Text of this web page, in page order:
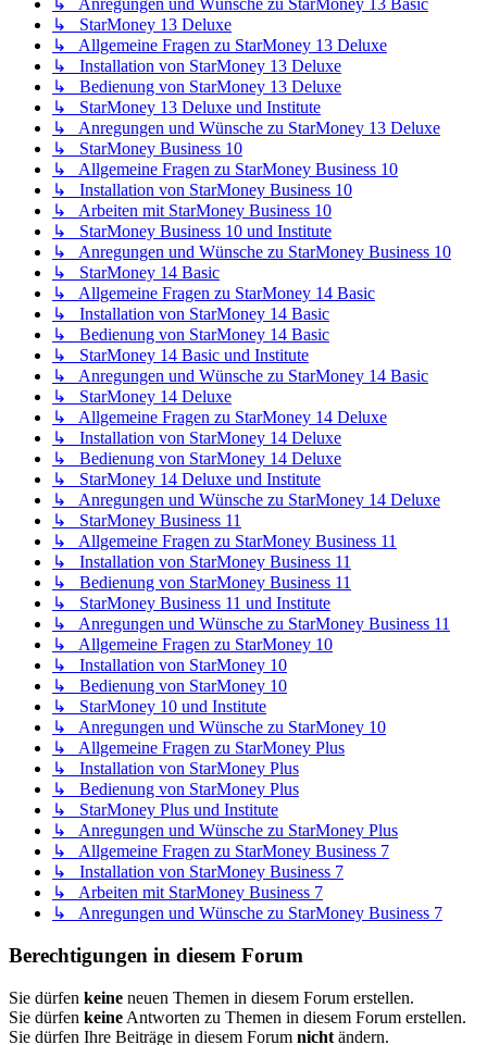
↳ Anregungen und Wünsche zu StarMoney 13 Basic
↳ StarMoney 13 Deluxe
↳ Allgemeine Fragen zu StarMoney 13 Deluxe
↳ Installation von StarMoney 13 Deluxe
↳ Bedienung von StarMoney 13 Deluxe
↳ StarMoney 13 Deluxe und Institute
↳ Anregungen und Wünsche zu StarMoney 13 Deluxe
↳ StarMoney Business 10
↳ Allgemeine Fragen zu StarMoney Business 10
↳ Installation von StarMoney Business 10
↳ Arbeiten mit StarMoney Business 10
↳ StarMoney Business 10 und Institute
↳ Anregungen und Wünsche zu StarMoney Business 10
↳ StarMoney 14 Basic
↳ Allgemeine Fragen zu StarMoney 14 Basic
↳ Installation von StarMoney 14 Basic
↳ Bedienung von StarMoney 14 Basic
↳ StarMoney 14 Basic und Institute
↳ Anregungen und Wünsche zu StarMoney 14 Basic
↳ StarMoney 14 Deluxe
↳ Allgemeine Fragen zu StarMoney 14 Deluxe
↳ Installation von StarMoney 14 Deluxe
↳ Bedienung von StarMoney 14 Deluxe
↳ StarMoney 14 Deluxe und Institute
↳ Anregungen und Wünsche zu StarMoney 14 Deluxe
↳ StarMoney Business 11
↳ Allgemeine Fragen zu StarMoney Business 11
↳ Installation von StarMoney Business 11
↳ Bedienung von StarMoney Business 11
↳ StarMoney Business 11 und Institute
↳ Anregungen und Wünsche zu StarMoney Business 11
↳ Allgemeine Fragen zu StarMoney 10
↳ Installation von StarMoney 10
↳ Bedienung von StarMoney 10
↳ StarMoney 10 und Institute
↳ Anregungen und Wünsche zu StarMoney 10
↳ Allgemeine Fragen zu StarMoney Plus
↳ Installation von StarMoney Plus
↳ Bedienung von StarMoney Plus
↳ StarMoney Plus und Institute
↳ Anregungen und Wünsche zu StarMoney Plus
↳ Allgemeine Fragen zu StarMoney Business 7
↳ Installation von StarMoney Business 7
↳ Arbeiten mit StarMoney Business 7
↳ Anregungen und Wünsche zu StarMoney Business 7
Berechtigungen in diesem Forum
Sie dürfen keine neuen Themen in diesem Forum erstellen.
Sie dürfen keine Antworten zu Themen in diesem Forum erstellen.
Sie dürfen Ihre Beiträge in diesem Forum nicht ändern.